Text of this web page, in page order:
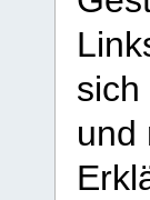
sich
und